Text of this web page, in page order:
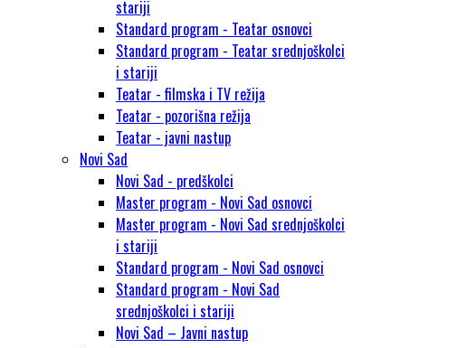
stariji
Standard program - Teatar osnovci
Standard program - Teatar srednjoškolci
i stariji
Teatar - filmska i TV režija
Teatar - pozorišna režija
Teatar - javni nastup
Novi Sad
Novi Sad - predškolci
Master program - Novi Sad osnovci
Master program - Novi Sad srednjoškolci
i stariji
Standard program - Novi Sad osnovci
Standard program - Novi Sad
srednjoškolci i stariji
Novi Sad – Javni nastup